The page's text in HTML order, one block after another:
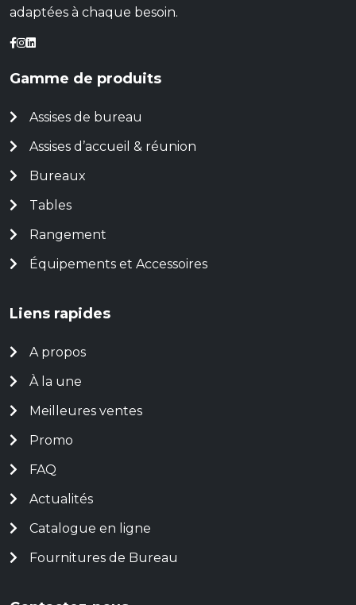
adaptées à chaque besoin.
Gamme de produits
Assises de bureau
Assises d’accueil & réunion
Bureaux
Tables
Rangement
Équipements et Accessoires
Liens rapides
A propos
À la une
Meilleures ventes
Promo
FAQ
Actualités
Catalogue en ligne
Fournitures de Bureau